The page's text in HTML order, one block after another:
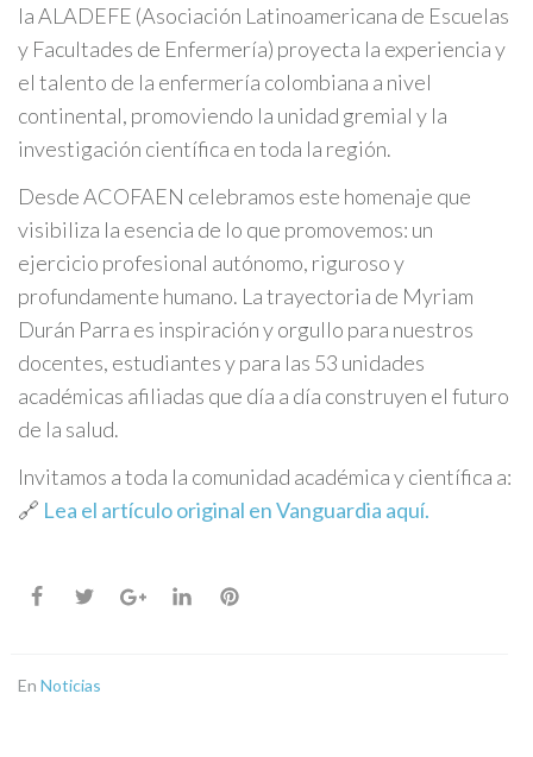
la ALADEFE (Asociación Latinoamericana de Escuelas
y Facultades de Enfermería) proyecta la experiencia y
el talento de la enfermería colombiana a nivel
continental, promoviendo la unidad gremial y la
investigación científica en toda la región.
Desde ACOFAEN celebramos este homenaje que
visibiliza la esencia de lo que promovemos: un
ejercicio profesional autónomo, riguroso y
profundamente humano. La trayectoria de Myriam
Durán Parra es inspiración y orgullo para nuestros
docentes, estudiantes y para las 53 unidades
académicas afiliadas que día a día construyen el futuro
de la salud.
Invitamos a toda la comunidad académica y científica a:
🔗 Lea el artículo original en Vanguardia aquí.
En Noticias